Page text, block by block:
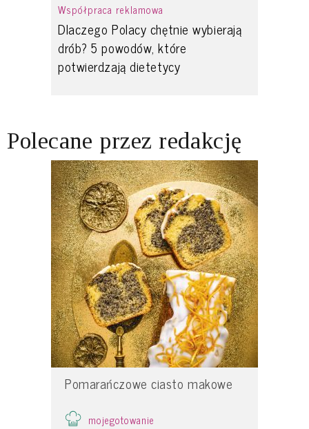
Współpraca reklamowa
Dlaczego Polacy chętnie wybierają
drób? 5 powodów, które
potwierdzają dietetycy
Polecane przez redakcję
Pomarańczowe ciasto makowe
mojegotowanie